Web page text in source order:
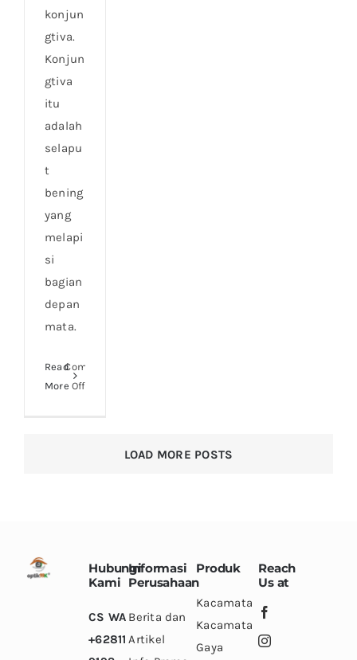
konjun
gtiva.
Konjun
gtiva
itu
adalah
selapu
t
bening
yang
melapi
si
bagian
depan
mata.
Read
More
Comments
Offon
LOAD MORE POSTS
Hubungi
Kami
CS WA
+62811
Informasi
Perusahaan
Berita dan
Artikel
Produk
Kacamata
Kacamata
Gaya
Reach
Us at